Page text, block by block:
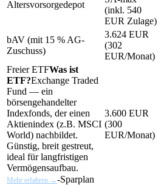
Altersvorsorgedepot
(inkl. 540
EUR Zulage)
bAV (mit 15 % AG-
Zuschuss)
3.624 EUR
(302
EUR/Monat)
FreierETFWas ist
ETF?Exchange Traded
Fund — ein
börsengehandelter
Indexfonds, der einen
Aktienindex (z.B. MSCI
World) nachbildet.
Günstig, breit gestreut,
ideal für langfristigen
Vermögensaufbau.
Mehr erfahren →-Sparplan
3.600 EUR
(300
EUR/Monat)